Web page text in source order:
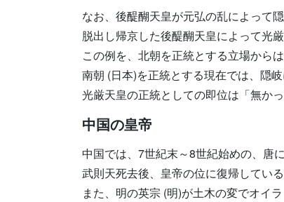
なお、後醍醐天皇が元弘の乱によって
脱出し帰京した後醍醐天皇によって光
この例を、北朝を正統とする立場から
南朝 (日本)を正統とする現在では、隠
光厳天皇の正統としての即位は「無か
中国の皇帝
中国では、7世紀末～8世紀始めの、唐
武則天死去後、皇帝の位に復帰している
また、明の英宗 (明)が土木の変でオイ